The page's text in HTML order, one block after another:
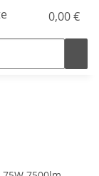
0,00 €